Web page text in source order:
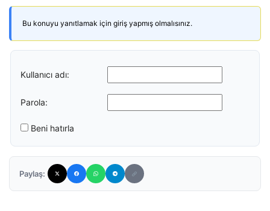
Bu konuyu yanıtlamak için giriş yapmış olmalısınız.
Kullanıcı adı:
Parola:
Beni hatırla
Paylaş: